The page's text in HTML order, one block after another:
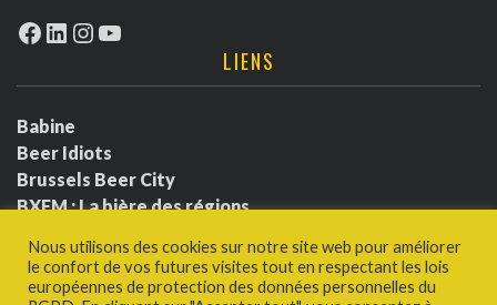
Facebook
LinkedIn
Instagram
YouTube
LIENS
Babine
Beer Idiots
Brussels Beer City
BXFM : La bière des régions
Ludotium
Politique de confidentialité
Nous utilisons des cookies sur notre site web pour améliorer
le confort de vos futures visites tout en respectant les lois
européennes de protection des données personnelles du